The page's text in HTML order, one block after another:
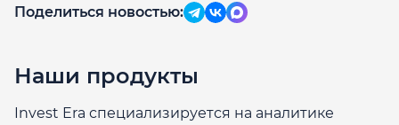
Поделиться новостью:
Наши продукты
Invest Era специализируется на аналитике